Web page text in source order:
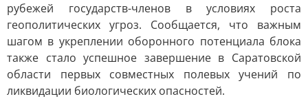
рубежей государств-членов в условиях роста
геополитических угроз. Сообщается, что важным
шагом в укреплении оборонного потенциала блока
также стало успешное завершение в Саратовской
области первых совместных полевых учений по
ликвидации биологических опасностей.